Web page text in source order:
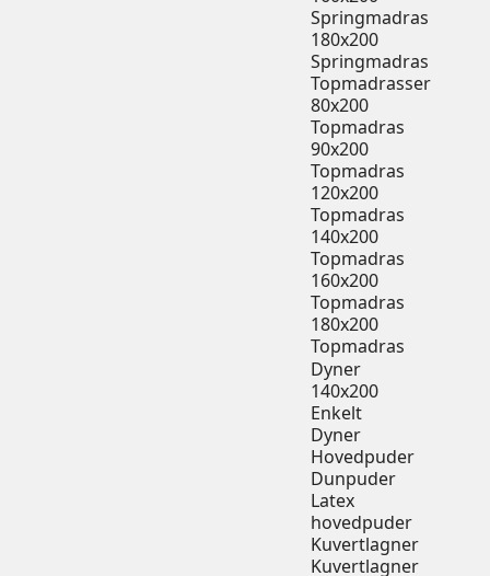
Springmadras
180x200
Springmadras
Topmadrasser
80x200
Topmadras
90x200
Topmadras
120x200
Topmadras
140x200
Topmadras
160x200
Topmadras
180x200
Topmadras
Dyner
140x200
Enkelt
Dyner
Hovedpuder
Dunpuder
Latex
hovedpuder
Kuvertlagner
Kuvertlagner